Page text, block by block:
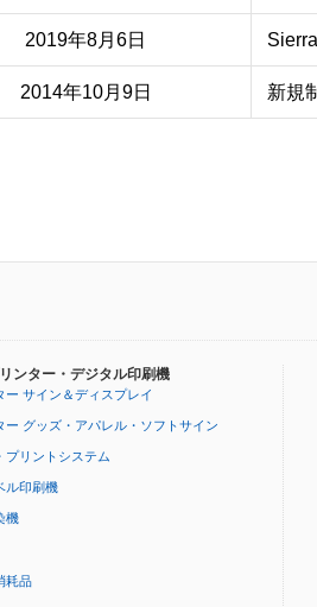
2019年8月6日
2014年10月9日 新規
ンター・デジタル印刷機
ー サイン＆ディスプレイ
ー グッズ・アパレル・ソフトサイン
プリントシステム
ル印刷機
機
耗品